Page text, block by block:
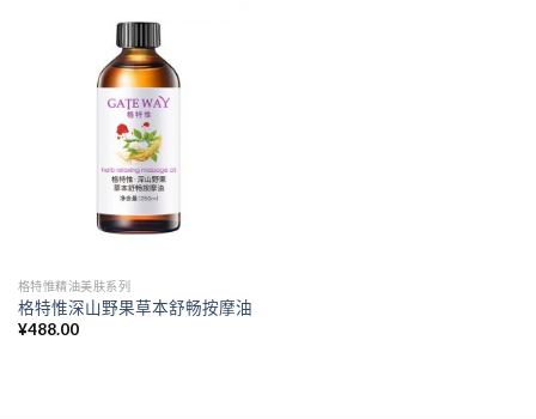
格特惟精油美肤系列
格特惟深山野果草本舒畅按摩油
¥488.00